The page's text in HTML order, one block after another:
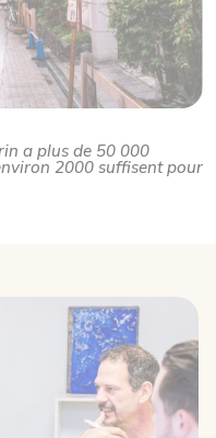
a plus de 50 000
2000 suffisent pour